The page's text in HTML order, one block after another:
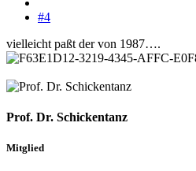
#4
vielleicht paßt der von 1987….
Prof. Dr. Schickentanz
Mitglied